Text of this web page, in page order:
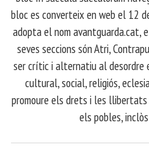
bloc es converteix en web el 12
adopta el nom avantguarda.cat,
seves seccions són Atri,
ser crític i alternatiu al
cultural, social, religiós,
promoure els drets i les
els pobles,